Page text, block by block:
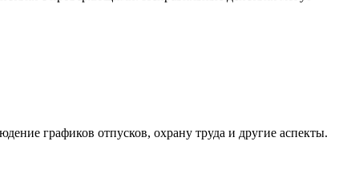
графиков отпусков, охрану труда и другие аспекты.